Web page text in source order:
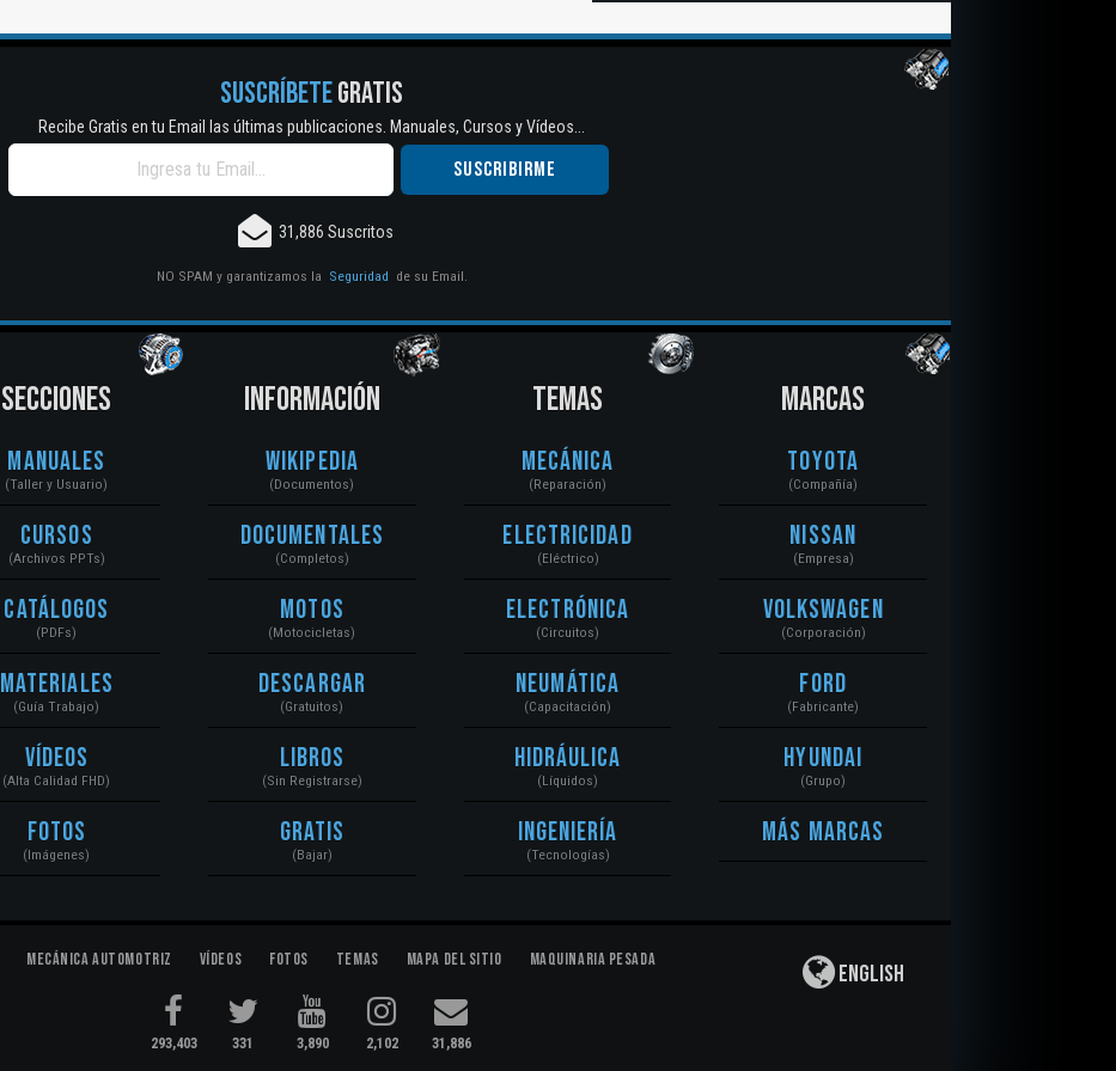
SUSCRÍBETEGRATIS
Recibe Gratis en tu Email las últimas publicaciones. Manuales, Cursos y Vídeos...
31,886 Suscritos
NO SPAM y garantizamos la Seguridad de su Email.
SECCIONES
Manuales
(Taller y Usuario)
Cursos
(Archivos PPTs)
Catálogos
(PDFs)
Materiales
(Guía Trabajo)
Vídeos
(Alta Calidad FHD)
Fotos
(Imágenes)
INFORMACIÓN
Wikipedia
(Documentos)
Documentales
(Completos)
Motos
(Motocicletas)
Descargar
(Gratuitos)
Libros
(Sin Registrarse)
Gratis
(Bajar)
TEMAS
Mecánica
(Reparación)
Electricidad
(Eléctrico)
Electrónica
(Circuitos)
Neumática
(Capacitación)
Hidráulica
(Líquidos)
Ingeniería
(Tecnologías)
MARCAS
Toyota
(Compañía)
Nissan
(Empresa)
Volkswagen
(Corporación)
Ford
(Fabricante)
Hyundai
(Grupo)
Más Marcas
Mecánica Automotriz Vídeos Fotos Temas Mapa del Sitio Maquinaria Pesada
293,403 331 3,890 2,102 31,886
English